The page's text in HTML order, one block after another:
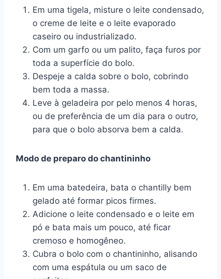
Em uma tigela, misture o leite condensado,
o creme de leite e o leite evaporado
caseiro ou industrializado.
Com um garfo ou um palito, faça furos por
toda a superfície do bolo.
Despeje a calda sobre o bolo, cobrindo
bem toda a massa.
Leve à geladeira por pelo menos 4 horas,
ou de preferência de um dia para o outro,
para que o bolo absorva bem a calda.
Modo de preparo do chantininho
Em uma batedeira, bata o chantilly bem
gelado até formar picos firmes.
Adicione o leite condensado e o leite em
pó e bata mais um pouco, até ficar
cremoso e homogêneo.
Cubra o bolo com o chantininho, alisando
com uma espátula ou um saco de